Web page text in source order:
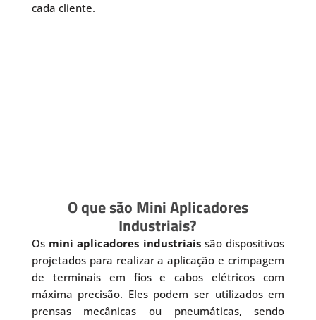
cada cliente.
O que são Mini Aplicadores
Industriais?
Os mini aplicadores industriaissão dispositivos
projetados para realizar a aplicação e crimpagem
de terminais em fios e cabos elétricos com
máxima precisão. Eles podem ser utilizados em
prensas mecânicas ou pneumáticas, sendo